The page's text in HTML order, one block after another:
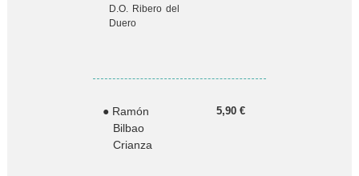
D.O. Ribero del
Duero
● Ramón
Bilbao
Crianza
5,90 €